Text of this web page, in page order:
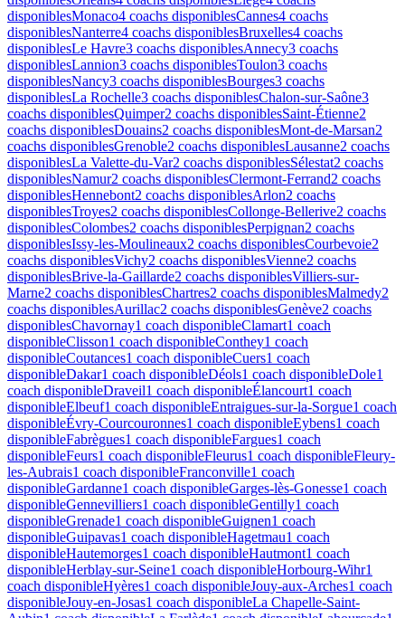
disponiblesMonaco4 coachs disponiblesCannes4 coachs
disponiblesNanterre4 coachs disponiblesBruxelles4 coachs
disponiblesLe Havre3 coachs disponiblesAnnecy3 coachs
disponiblesLannion3 coachs disponiblesToulon3 coachs
disponiblesNancy3 coachs disponiblesBourges3 coachs
disponiblesLa Rochelle3 coachs disponiblesChalon-sur-Saône3
coachs disponiblesQuimper2 coachs disponiblesSaint-Étienne2
coachs disponiblesDouains2 coachs disponiblesMont-de-Marsan2
coachs disponiblesGrenoble2 coachs disponiblesLausanne2 coachs
disponiblesLa Valette-du-Var2 coachs disponiblesSélestat2 coachs
disponiblesNamur2 coachs disponiblesClermont-Ferrand2 coachs
disponiblesHennebont2 coachs disponiblesArlon2 coachs
disponiblesTroyes2 coachs disponiblesCollonge-Bellerive2 coachs
disponiblesColombes2 coachs disponiblesPerpignan2 coachs
disponiblesIssy-les-Moulineaux2 coachs disponiblesCourbevoie2
coachs disponiblesVichy2 coachs disponiblesVienne2 coachs
disponiblesBrive-la-Gaillarde2 coachs disponiblesVilliers-sur-
Marne2 coachs disponiblesChartres2 coachs disponiblesMalmedy2
coachs disponiblesAurillac2 coachs disponiblesGenève2 coachs
disponiblesChavornay1 coach disponibleClamart1 coach
disponibleClisson1 coach disponibleConthey1 coach
disponibleCoutances1 coach disponibleCuers1 coach
disponibleDakar1 coach disponibleDéols1 coach disponibleDole1
coach disponibleDraveil1 coach disponibleÉlancourt1 coach
disponibleElbeuf1 coach disponibleEntraigues-sur-la-Sorgue1 coach
disponibleÉvry-Courcouronnes1 coach disponibleEybens1 coach
disponibleFabrègues1 coach disponibleFargues1 coach
disponibleFeurs1 coach disponibleFleurus1 coach disponibleFleury-
les-Aubrais1 coach disponibleFranconville1 coach
disponibleGardanne1 coach disponibleGarges-lès-Gonesse1 coach
disponibleGennevilliers1 coach disponibleGentilly1 coach
disponibleGrenade1 coach disponibleGuignen1 coach
disponibleGuipavas1 coach disponibleHagetmau1 coach
disponibleHautemorges1 coach disponibleHautmont1 coach
disponibleHerblay-sur-Seine1 coach disponibleHorbourg-Wihr1
coach disponibleHyères1 coach disponibleJouy-aux-Arches1 coach
disponibleJouy-en-Josas1 coach disponibleLa Chapelle-Saint-